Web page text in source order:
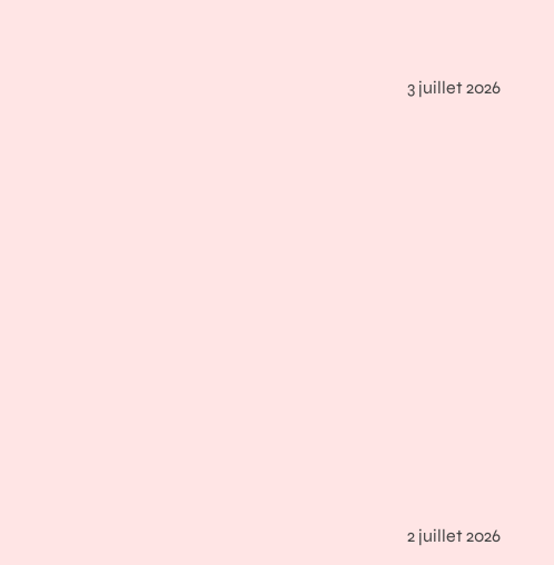
3 juillet 2026
2 juillet 2026